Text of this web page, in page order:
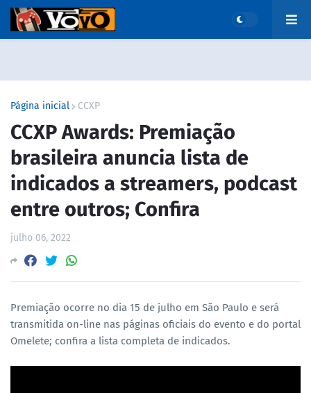
Página inicial CCXP
CCXP Awards: Premiação
brasileira anuncia lista de
indicados a streamers, podcast
entre outros; Confira
julho 06, 2022
Premiação ocorre no dia 15 de julho em São Paulo e será
transmitida on-line nas páginas oficiais do evento e do portal
Omelete; confira a lista completa de indicados.